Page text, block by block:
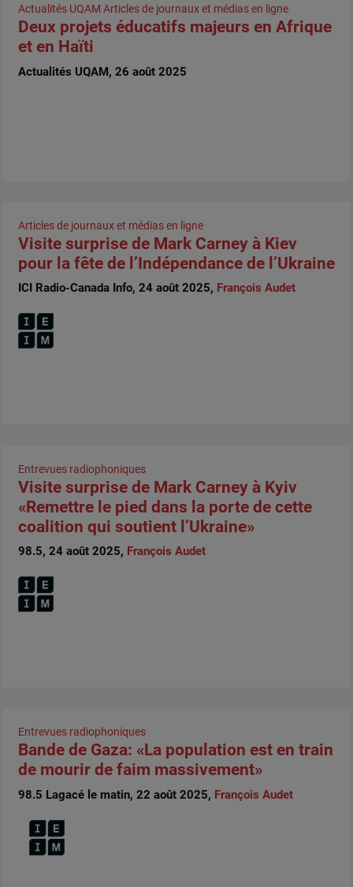
Actualités UQAM Articles de journaux et médias en ligne
Deux projets éducatifs majeurs en Afrique
et en Haïti
Actualités UQAM, 26 août 2025
Articles de journaux et médias en ligne
Visite surprise de Mark Carney à Kiev
pour la fête de l’Indépendance de l’Ukraine
ICI Radio-Canada Info, 24 août 2025, François Audet
Entrevues radiophoniques
Visite surprise de Mark Carney à Kyiv
«Remettre le pied dans la porte de cette
coalition qui soutient l’Ukraine»
98.5, 24 août 2025, François Audet
Entrevues radiophoniques
Bande de Gaza: «La population est en train
de mourir de faim massivement»
98.5 Lagacé le matin, 22 août 2025, François Audet